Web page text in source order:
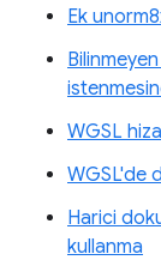
Ek
Bilinmeyen
WGSL
WGSL'de
Harici
kullanma